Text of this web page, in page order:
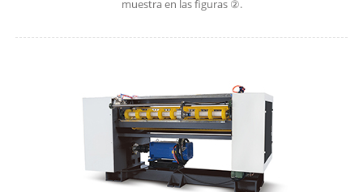
muestra en las figuras ②.